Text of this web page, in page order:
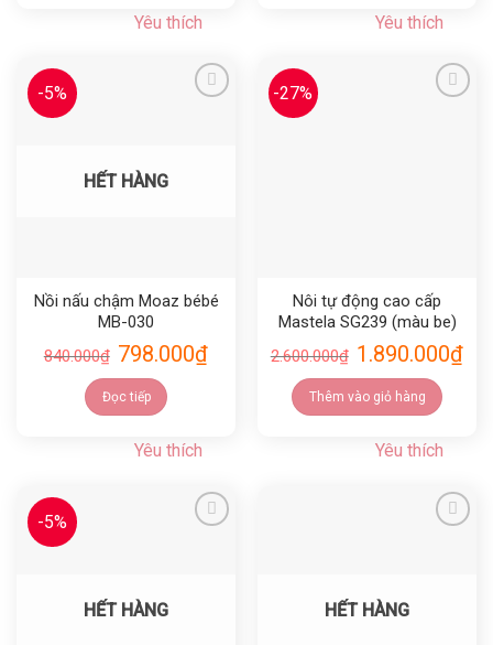
Yêu thích Yêu thích
-5%
HẾT HÀNG
Nồi nấu chậm Moaz bébé
MB-030
840.000₫ 798.000₫
Đọc tiếp
Yêu thích
-27%
Nôi tự động cao cấp
Mastela SG239 (màu be)
2.600.000₫ 1.890.000₫
Thêm vào giỏ hàng
Yêu thích
-5%
HẾT HÀNG HẾT HÀNG